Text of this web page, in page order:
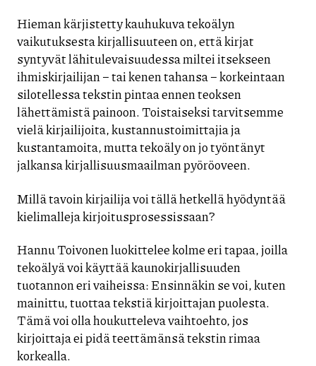
Hieman kärjistetty kauhukuva tekoälyn
vaikutuksesta kirjallisuuteen on, että kirjat
syntyvät lähitulevaisuudessa miltei itsekseen
ihmiskirjailijan – tai kenen tahansa – korkeintaan
silotellessa tekstin pintaa ennen teoksen
lähettämistä painoon. Toistaiseksi tarvitsemme
vielä kirjailijoita, kustannustoimittajia ja
kustantamoita, mutta tekoäly on jo työntänyt
jalkansa kirjallisuusmaailman pyöröoveen.
Millä tavoin kirjailija voi tällä hetkellä hyödyntää
kielimalleja kirjoitusprosessissaan?
Hannu Toivonen luokittelee kolme eri tapaa, joilla
tekoälyä voi käyttää kaunokirjallisuuden
tuotannon eri vaiheissa: Ensinnäkin se voi, kuten
mainittu, tuottaa tekstiä kirjoittajan puolesta.
Tämä voi olla houkutteleva vaihtoehto, jos
kirjoittaja ei pidä teettämänsä tekstin rimaa
korkealla.